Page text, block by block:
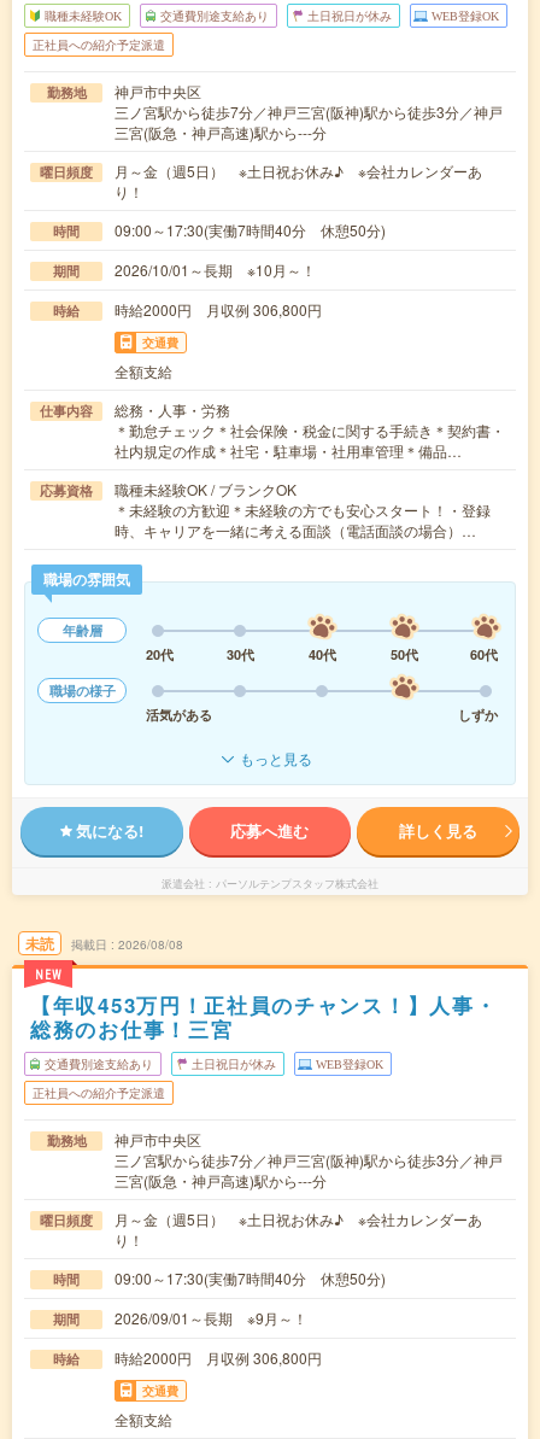
職種未経験OK 交通費別途支給あり 土日祝日が休み WEB登録OK
正社員への紹介予定派遣
勤務地
神戸市中央区
三ノ宮駅から徒歩7分／神戸三宮(阪神)駅から徒歩3分／神戸
三宮(阪急・神戸高速)駅から---分
曜日頻度
月～金（週5日） ※土日祝お休み♪ ※会社カレンダーあ
り！
時間 09:00～17:30(実働7時間40分 休憩50分)
期間 2026/10/01～長期 ※10月～！
時給 時給2000円 月収例 306,800円
交通費
全額支給
仕事内容
総務・人事・労務
＊勤怠チェック＊社会保険・税金に関する手続き＊契約書・
社内規定の作成＊社宅・駐車場・社用車管理＊備品…
応募資格
職種未経験OK / ブランクOK
＊未経験の方歓迎＊未経験の方でも安心スタート！・登録
時、キャリアを一緒に考える面談（電話面談の場合）…
職場の雰囲気
年齢層
20代
30代 40代 50代
60代
職場の様子
活気がある
しずか
もっと見る
気になる! 応募へ進む 詳しく見る
派遣会社 パーソルテンプスタッフ株式会社
未読
NEW
掲載日 2026/08/08
【年収453万円！正社員のチャンス！】人事・
総務のお仕事！三宮
交通費別途支給あり 土日祝日が休み WEB登録OK
正社員への紹介予定派遣
勤務地
神戸市中央区
三ノ宮駅から徒歩7分／神戸三宮(阪神)駅から徒歩3分／神戸
三宮(阪急・神戸高速)駅から---分
曜日頻度
月～金（週5日） ※土日祝お休み♪ ※会社カレンダーあ
り！
時間 09:00～17:30(実働7時間40分 休憩50分)
期間 2026/09/01～長期 ※9月～！
時給 時給2000円 月収例 306,800円
交通費
全額支給